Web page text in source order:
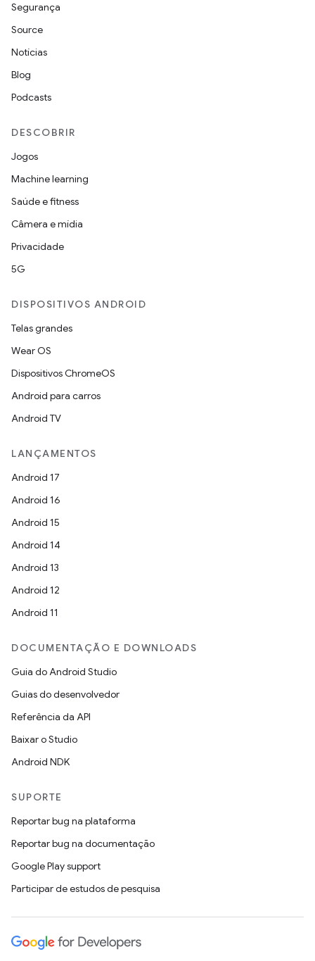
Segurança
Source
Notícias
Blog
Podcasts
DESCOBRIR
Jogos
Machine learning
Saúde e fitness
Câmera e mídia
Privacidade
5G
DISPOSITIVOS ANDROID
Telas grandes
Wear OS
Dispositivos ChromeOS
Android para carros
Android TV
LANÇAMENTOS
Android 17
Android 16
Android 15
Android 14
Android 13
Android 12
Android 11
DOCUMENTAÇÃO E DOWNLOADS
Guia do Android Studio
Guias do desenvolvedor
Referência da API
Baixar o Studio
Android NDK
SUPORTE
Reportar bug na plataforma
Reportar bug na documentação
Google Play support
Participar de estudos de pesquisa